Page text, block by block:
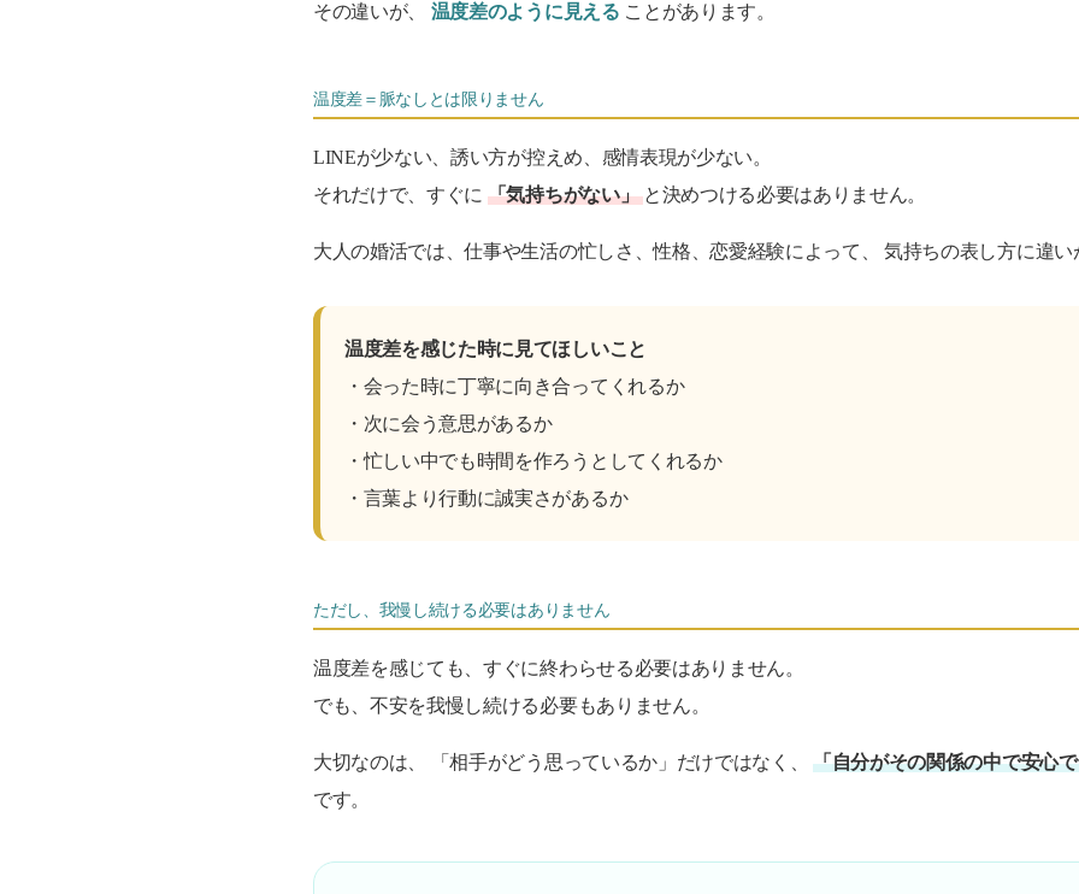
その違いが、 温度差のように見える ことがあります。
温度差＝脈なしとは限りません
LINEが少ない、誘い方が控えめ、感情表現が少ない。
それだけで、すぐに 「気持ちがない」と決めつける必要はありません。
大人の婚活では、仕事や生活の忙しさ、性格、恋愛経験によって、 気持ちの表し方に違
温度差を感じた時に見てほしいこと
・会った時に丁寧に向き合ってくれるか
・次に会う意思があるか
・忙しい中でも時間を作ろうとしてくれるか
・言葉より行動に誠実さがあるか
ただし、我慢し続ける必要はありません
温度差を感じても、すぐに終わらせる必要はありません。
でも、不安を我慢し続ける必要もありません。
大切なのは、 「相手がどう思っているか」だけではなく、「自分がその関係の中で安心
です。